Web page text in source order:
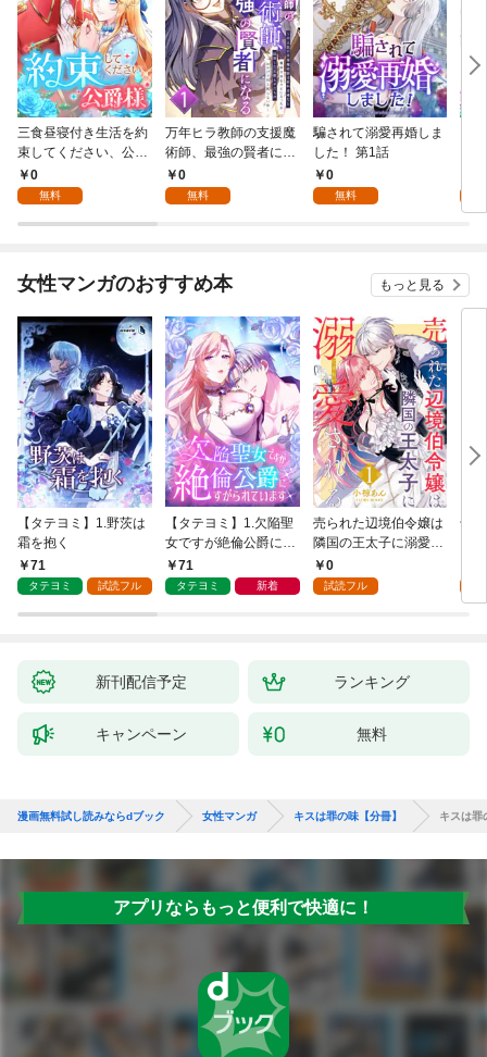
三食昼寝付き生活を約
束してください、公爵
様 1話
0
無料
万年ヒラ教師の支援魔
術師、最強の賢者にな
る～不人気の支援魔術
師は給料泥棒だと魔術
らない件～ 第1話
0
無料
騙されて溺愛再婚しま
した！ 第1話
0
無料
女性マンガのおすすめ本 もっと見る
【タテヨミ】1.野茨は
霜を抱く
71
タテヨミ 試読フル
【タテヨミ】1.欠陥聖
女ですが絶倫公爵にす
がられています
71
タテヨミ 新着
売られた辺境伯令嬢は
隣国の王太子に溺愛さ
れる 1
0
試読フル
千
家
新刊配信予定 ランキング
キャンペーン 無料
漫画無料試し読みならdブック 女性マンガ キスは罪の味【分冊】 キスは罪
アプリならもっと便利で快適に！